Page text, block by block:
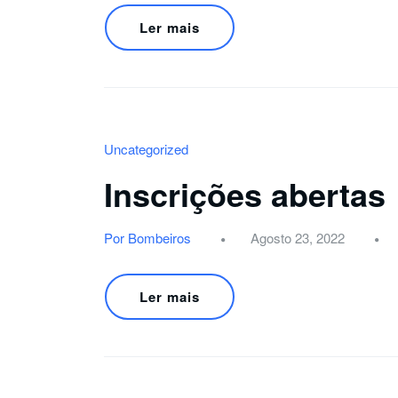
Ler mais
Uncategorized
Inscrições abertas
Por Bombeiros Agosto 23, 2022
Ler mais